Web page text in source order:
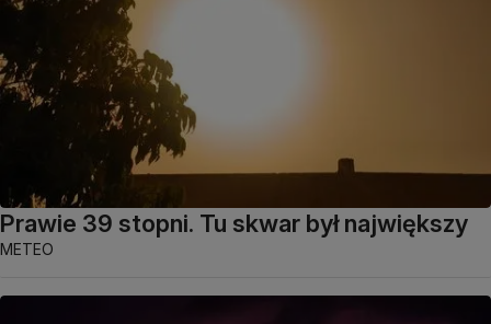
Prawie 39 stopni. Tu skwar był największy
METEO